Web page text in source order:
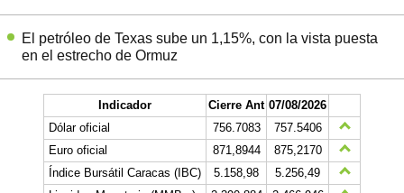
El petróleo de Texas sube un 1,15%, con la vista puesta
en el estrecho de Ormuz
Indicador Cierre Ant 07/08/2026
Dólar oficial
756.7083
757.5406
Euro oficial
871,8944
875,2170
Índice Bursátil Caracas (IBC)
5.158,98
5.256,49